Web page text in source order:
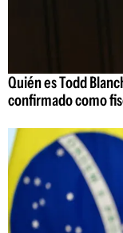
Quién es Todd
confirmado como